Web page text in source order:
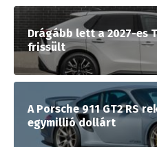
Drágább lett a 2027-es
frissült
A Porsche 911 GT2 RS
egymillió dollárt